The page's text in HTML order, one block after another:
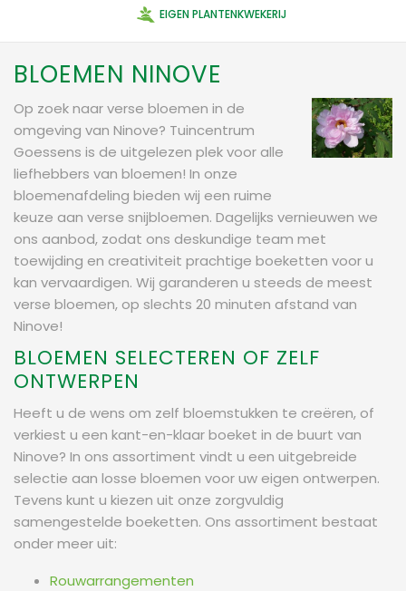
EIGEN PLANTENKWEKERIJ
BLOEMEN NINOVE
Op zoek naar verse bloemen in de
omgeving van Ninove? Tuincentrum
Goessens is de uitgelezen plek voor alle
liefhebbers van bloemen! In onze
bloemenafdeling bieden wij een ruime
keuze aan verse snijbloemen. Dagelijks vernieuwen we
ons aanbod, zodat ons deskundige team met
toewijding en creativiteit prachtige boeketten voor u
kan vervaardigen. Wij garanderen u steeds de meest
verse bloemen, op slechts 20 minuten afstand van
Ninove!
BLOEMEN SELECTEREN OF ZELF
ONTWERPEN
Heeft u de wens om zelf bloemstukken te creëren, of
verkiest u een kant-en-klaar boeket in de buurt van
Ninove? In ons assortiment vindt u een uitgebreide
selectie aan losse bloemen voor uw eigen ontwerpen.
Tevens kunt u kiezen uit onze zorgvuldig
samengestelde boeketten. Ons assortiment bestaat
onder meer uit:
Rouwarrangementen